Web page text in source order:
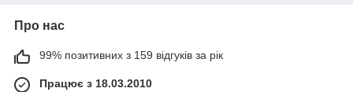
Про нас
99% позитивних з 159 відгуків за рік
Працює з 18.03.2010